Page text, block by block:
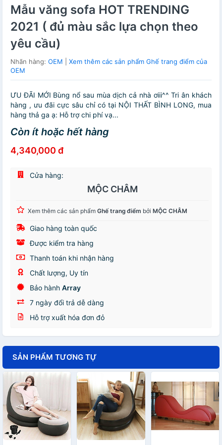
Mẫu văng sofa HOT TRENDING
2021 ( đủ màu sắc lựa chọn theo
yêu cầu)
Nhãn hàng: OEM
Xem thêm các sản phẩm Ghế trang điểm của
OEM
ƯU ĐÃI MỚI Bùng nổ sau mùa dịch cả nhà ơiii^^ Tri ân khách
hàng , ưu đãi cực sâu chỉ có tại NỘI THẤT BÌNH LONG, mua
hàng thả ga ạ: Hỗ trợ chi phí vạ...
Còn ít hoặc hết hàng
4,340,000 đ
Cửa hàng:
MỘC CHÂM
Xem thêm các sản phẩm Ghế trang điểm bởi MỘC CHÂM
Giao hàng toàn quốc
Được kiểm tra hàng
Thanh toán khi nhận hàng
Chất lượng, Uy tín
Bảo hành Array
7 ngày đổi trả dễ dàng
Hỗ trợ xuất hóa đơn đỏ
SẢN PHẨM TƯƠNG TỰ